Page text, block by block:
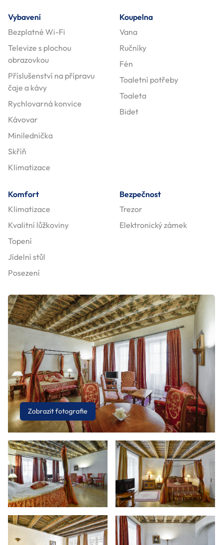
Vybavení
Bezplatné Wi-Fi
Televize s plochou
obrazovkou
Příslušenství na přípravu
čaje a kávy
Rychlovarná konvice
Kávovar
Minilednička
Skříň
Klimatizace
Koupelna
Vana
Ručníky
Fén
Toaletní potřeby
Toaleta
Bidet
Komfort
Klimatizace
Kvalitní lůžkoviny
Topení
Jídelní stůl
Posezení
Bezpečnost
Trezor
Elektronický zámek
Zobrazit fotografie